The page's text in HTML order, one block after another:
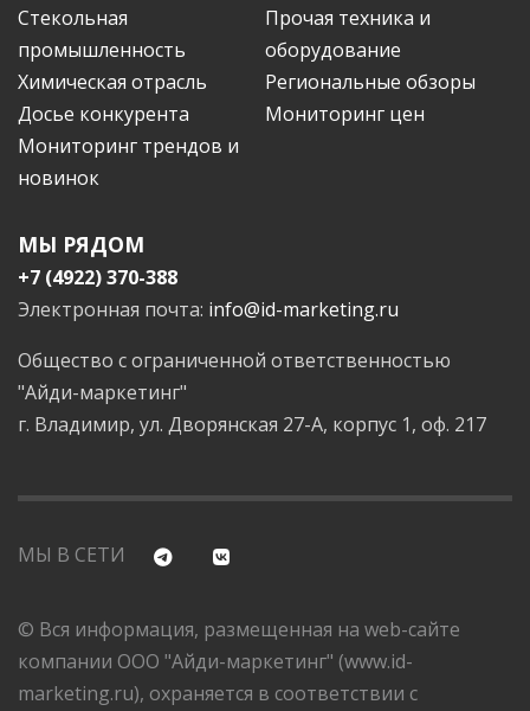
Стекольная
промышленность
Прочая техника и
оборудование
Химическая отрасль
Региональные обзоры
Досье конкурента
Мониторинг цен
Мониторинг трендов и
новинок
МЫ РЯДОМ
+7 (4922) 370-388
Электронная почта: info@id-marketing.ru
Общество с ограниченной ответственностью
"Айди-маркетинг"
г. Владимир, ул. Дворянская 27-А, корпус 1, оф. 217
МЫ В СЕТИ
© Вся информация, размещенная на web-сайте
компании ООО "Айди-маркетинг" (www.id-
marketing.ru), охраняется в соответствии с